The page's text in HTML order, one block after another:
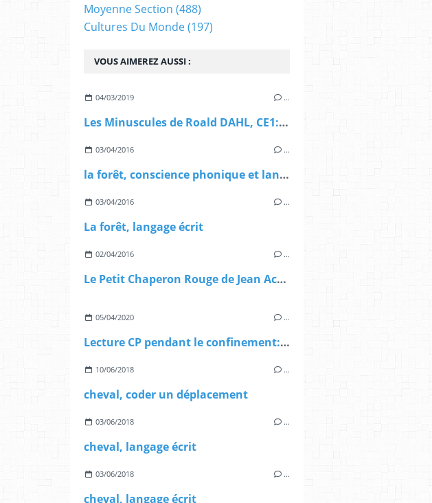
VOUS AIMEREZ AUSSI :
04/03/2019 …
Les Minuscules de Roald DAHL, CE1: vocabulaire sur la forêt
03/04/2016 …
la forêt, conscience phonique et langage écrit
03/04/2016 …
La forêt, langage écrit
02/04/2016 …
Le Petit Chaperon Rouge de Jean Ache, façon Miro
05/04/2020 …
Lecture CP pendant le confinement: Chevaux et poneys, les docs du CP, Magdalena et Mélanie Roubineau
10/06/2018 …
cheval, coder un déplacement
03/06/2018 …
cheval, langage écrit
03/06/2018 …
cheval, langage écrit
Moyenne Section (488)
Cultures Du Monde(197)